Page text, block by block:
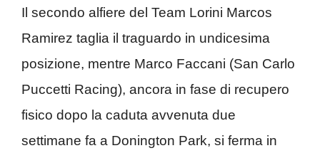
Il secondo alfiere del Team Lorini Marcos
Ramirez taglia il traguardo in undicesima
posizione, mentre Marco Faccani (San Carlo
Puccetti Racing), ancora in fase di recupero
fisico dopo la caduta avvenuta due
settimane fa a Donington Park, si ferma in